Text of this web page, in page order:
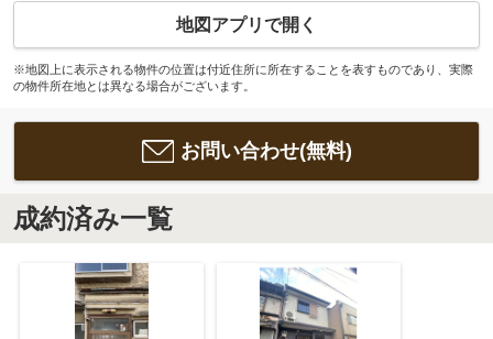
地図アプリで開く
※地図上に表示される物件の位置は付近住所に所在することを表すものであり、実際
の物件所在地とは異なる場合がございます。
お問い合わせ(無料)
成約済み一覧